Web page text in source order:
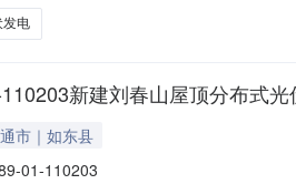
发电
新建刘春山屋顶分布式
市｜如东县
01-110203